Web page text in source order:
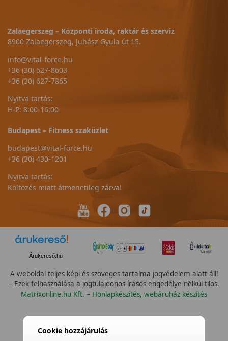
Zalaegerszeg – Központi iroda, raktár és szerviz
8900 Zalaegerszeg, Juhász Gyula út 15.
info@vital-force.hu
+36 (30) 627-8603
+36 (30) 627-7865
Nyitva tartás:
H-P: 8:00-16:00
Budapest – Fitness szaküzlet
budapest@vital-force.hu
+36 (30) 430-1201
Nyitva tartás:
Költözés miatt átmenetileg zárva!
Árukereső.hu
A weboldal teljes képi és szöveges tartalma jogvédelem alatt áll!
– Ezek felhasználása a jogtulajdonos írásos engedélye nélkül tilos.
Matrixonline.hu Kft. – Honlapkészítés, webáruház készítés
Cookie hozzájárulás